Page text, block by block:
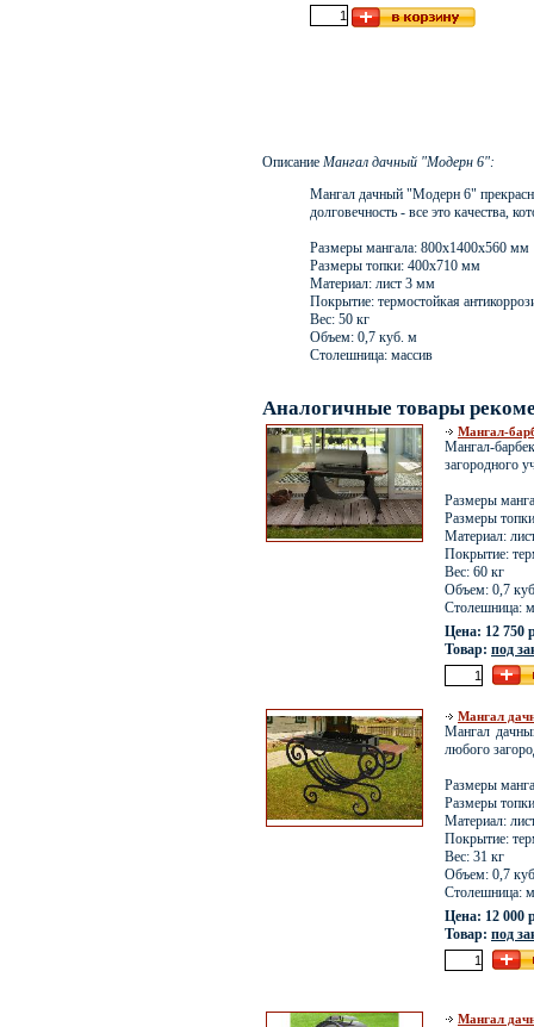
Описание Мангал дачный "Модерн 6":
Мангал дачный "Модерн 6"
долговечность - все это качества,
Размеры мангала: 800х1400х560 мм
Размеры топки: 400х710 мм
Материал: лист 3 мм
Покрытие: термостойкая
Вес: 50 кг
Объем: 0,7 куб. м
Столешница: массив
Аналогичные товары
Мангал-
Мангал-
загородного
Размеры
Размеры
Материал:
Покрытие:
Вес: 60 кг
Объем: 0,7
Столешница:
Цена: 12 750
Товар: под
Мангал
Мангал
любого
Размеры
Размеры
Материал:
Покрытие:
Вес: 31 кг
Объем: 0,7
Столешница:
Цена: 12 000
Товар: под
Мангал